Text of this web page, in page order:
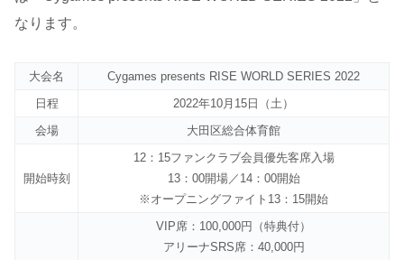
なります。
大会名
Cygames presents RISE WORLD SERIES 2022
日程
2022年10月15日（土）
会場
大田区総合体育館
開始時刻
12：15ファンクラブ会員優先客席入場
13：00開場／14：00開始
※オープニングファイト13：15開始
VIP席：100,000円（特典付）
アリーナSRS席：40,000円